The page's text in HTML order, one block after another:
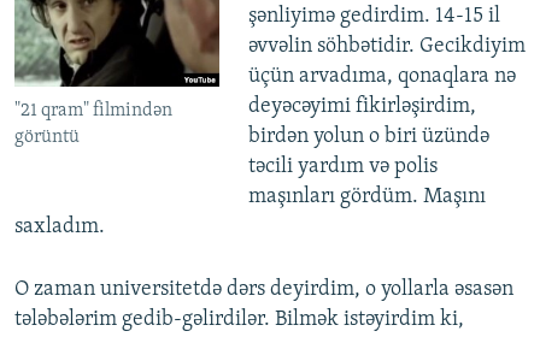
"21 qram" filmindən
görüntü
şənliyimə gedirdim. 14-15 il
əvvəlin söhbətidir. Gecikdiyim
üçün arvadıma, qonaqlara nə
deyəcəyimi fikirləşirdim,
birdən yolun o biri üzündə
təcili yardım və polis
maşınları gördüm. Maşını
saxladım.
O zaman universitetdə dərs deyirdim, o yollarla əsasən
tələbələrim gedib-gəlirdilər. Bilmək istəyirdim ki,